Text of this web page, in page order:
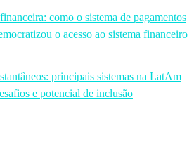
como o sistema de pagamentos
o acesso ao sistema financeiro
principais sistemas na LatAm
e potencial de inclusão